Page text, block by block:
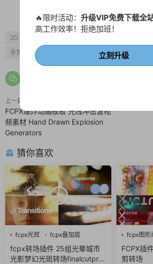
2D
手势动画
美食 闪电
上一篇
FCPX爆炸动画模板 光线冲击波视
频素材 Hand Drawn Explosion
Generators
猜你喜欢
fcpx光效
fcpx叠加层
fcpx图形动画
fcpx转场插件 25组光晕城市
光影梦幻光斑转场finalcutpro
fcpx图形
噪点
FCPX插
剪转场
🔥限时活动： 升级VIP免费下载全
高工作效率！拒绝加班！
立刻升级